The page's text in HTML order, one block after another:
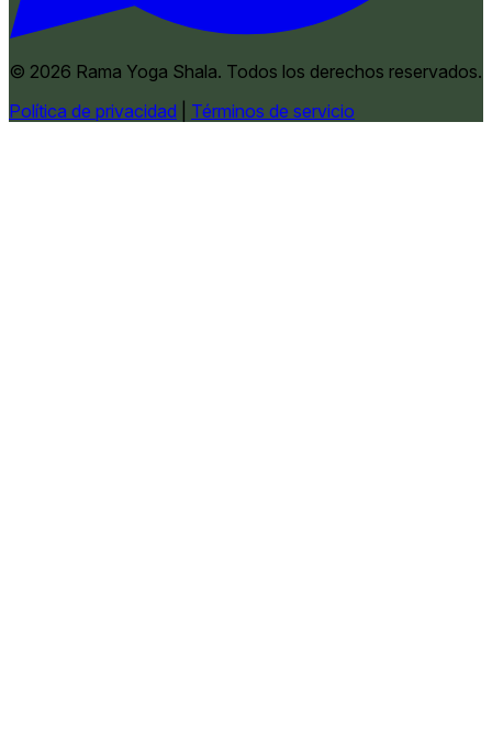
© 2026 Rama Yoga Shala. Todos los derechos reservados.
Política de privacidad
Términos de servicio